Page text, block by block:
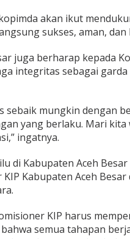
akan ikut
sukses, aman, dan
juga berharap kepada
integritas sebagai
sebaik mungkin dengan
yang berlaku. Mari
ingatnya.
di Kabupaten Aceh
Kabupaten Aceh
KIP harus
semua tahapan